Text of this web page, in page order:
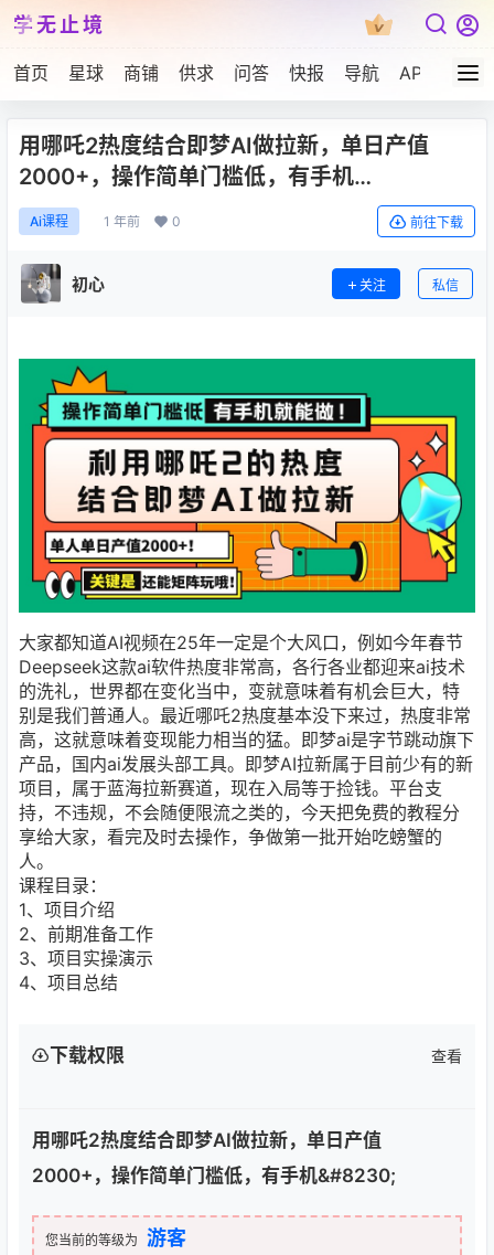
学无止境
首页 星球 商铺 供求 问答 快报 导航 APP下载
用哪吒2热度结合即梦AI做拉新，单日产值
2000+，操作简单门槛低，有手机…
Ai课程 1 年前 0 前往下载
初心 关注 私信
大家都知道AI视频在25年一定是个大风口，例如今年春节
Deepseek这款ai软件热度非常高，各行各业都迎来ai技术
的洗礼，世界都在变化当中，变就意味着有机会巨大，特
别是我们普通人。最近哪吒2热度基本没下来过，热度非常
高，这就意味着变现能力相当的猛。即梦ai是字节跳动旗下
产品，国内ai发展头部工具。即梦AI拉新属于目前少有的新
项目，属于蓝海拉新赛道，现在入局等于捡钱。平台支
持，不违规，不会随便限流之类的，今天把免费的教程分
享给大家，看完及时去操作，争做第一批开始吃螃蟹的
人。
课程目录：
1、项目介绍
2、前期准备工作
3、项目实操演示
4、项目总结
下载权限 查看
用哪吒2热度结合即梦AI做拉新，单日产值
2000+，操作简单门槛低，有手机&#8230;
您当前的等级为 游客